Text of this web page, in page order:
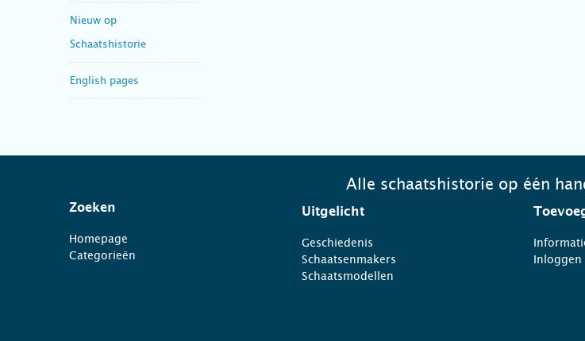
Nieuw op
Schaatshistorie
English pages
Alle schaatshistorie op één
Zoeken
Homepage
Categorieën
Uitgelicht
Geschiedenis
Schaatsenmakers
Schaatsmodellen
Inloggen